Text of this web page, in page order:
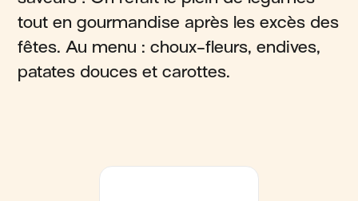
tout en gourmandise après les excès des
fêtes. Au menu : choux-fleurs, endives,
patates douces et carottes.